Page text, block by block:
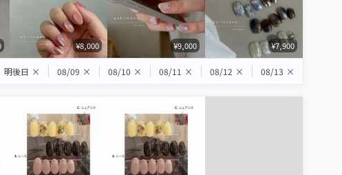
¥8,000 ¥9,000 ¥7,900
明後日 × 08/09 × 08/10 × 08/11 × 08/12 × 08/13 ×